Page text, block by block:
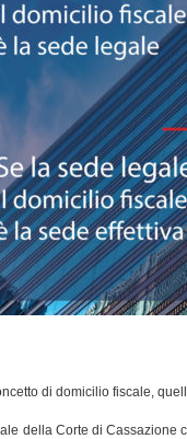
di domicilio fiscale,
della Corte di